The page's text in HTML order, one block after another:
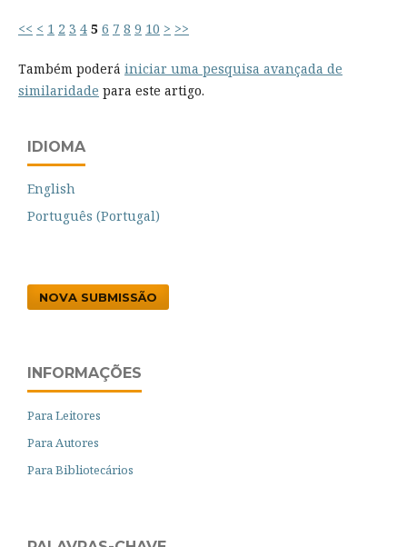
<< < 1 2 3 4 5 6 7 8 9 10 > >>
Também poderá iniciar uma pesquisa avançada de
similaridade para este artigo.
IDIOMA
English
Português (Portugal)
NOVA SUBMISSÃO
INFORMAÇÕES
Para Leitores
Para Autores
Para Bibliotecários